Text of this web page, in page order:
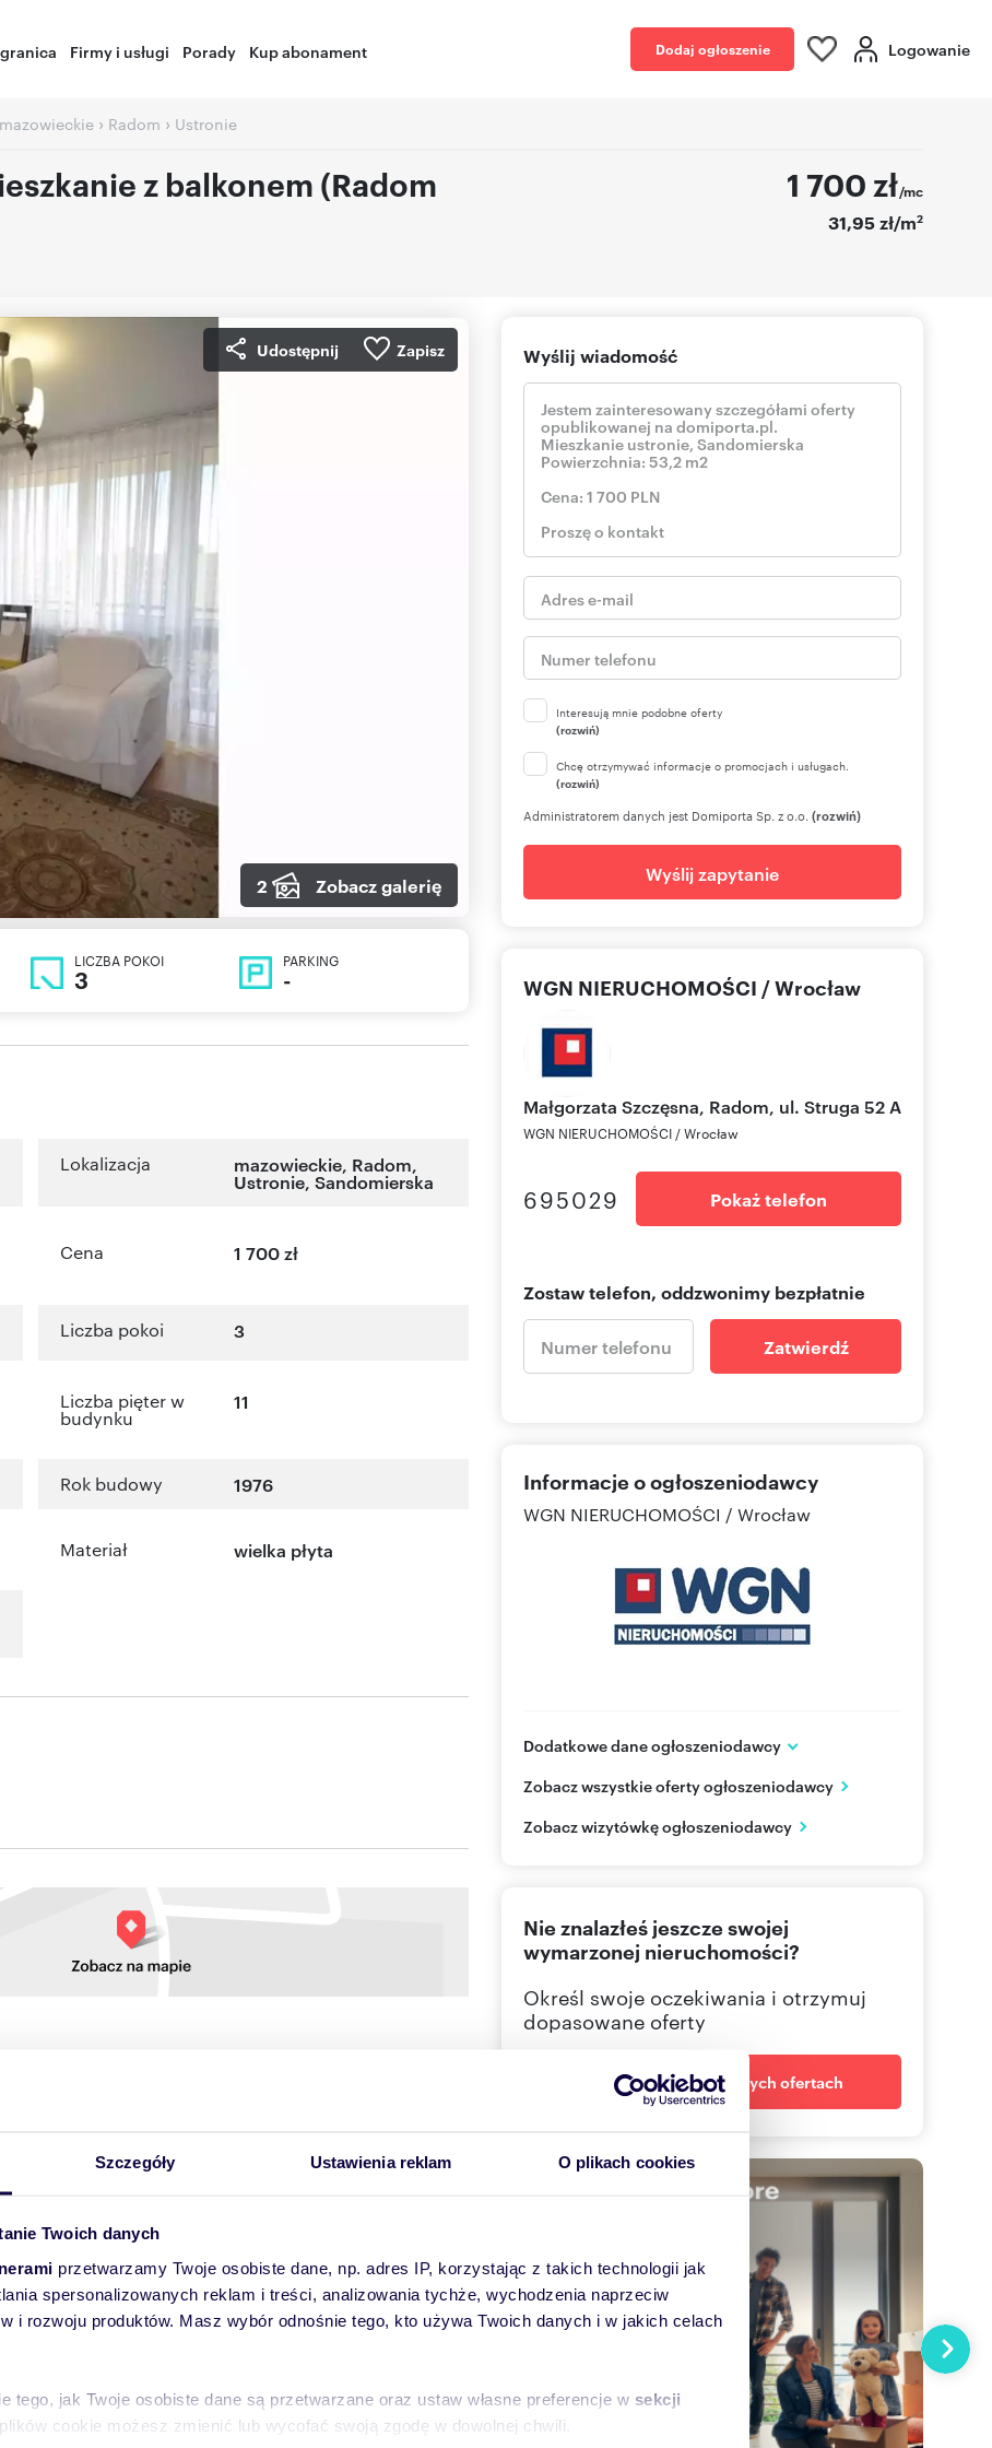
Szczegóły Ustawienia reklam O plikach cookies
Twoich danych
przetwarzamy Twoje osobiste dane, np. adres IP, korzystając z takich technologii jak
spersonalizowanych reklam i treści, analizowania tychże, wychodzenia naprzeciw
i rozwoju produktów. Masz wybór odnośnie tego, kto używa Twoich danych i w jakich celach
tego, jak Twoje osobiste dane są przetwarzane oraz ustaw własne preferencje w sekcji
plików cookie możesz zmienić lub wycofać swoją zgodę w dowolnej chwili.
Firmy i usługi Porady Kup abonament Dodaj ogłoszenie Logowanie
mazowieckie › Radom › Ustronie
z balkonem (Radom
1 700 zł/mc
31,95 zł/m2
Udostępnij Zapisz
2 Zobacz galerię
LICZBA POKOI
3
PARKING
-
Lokalizacja mazowieckie, Radom,
Ustronie,Sandomierska
Cena 1 700 zł
Liczba pokoi 3
Liczba pięter w
budynku
11
Rok budowy 1976
Materiał wielka płyta
JEST PRZEZ SPRZEDAJĄCEGO.
lokalizacji na dzielnicy Ustronie. Mieszkanie
na 2 strony świata. Niewątpliwą wygodą jest duży,
pokoju. Urządzona kuchnia w zabudowie wraz z
Wyślij wiadomość
Interesują mnie podobne oferty
(rozwiń)
Chcę otrzymywać informacje o promocjach i usługach.
(rozwiń)
Administratorem danych jest Domiporta Sp. z o.o. (rozwiń)
Wyślij zapytanie
WGN NIERUCHOMOŚCI / Wrocław
Małgorzata Szczęsna, Radom, ul. Struga 52 A
WGN NIERUCHOMOŚCI / Wrocław
695029 Pokaż telefon
Zostaw telefon, oddzwonimy bezpłatnie
Zatwierdź
Informacje o ogłoszeniodawcy
WGN NIERUCHOMOŚCI / Wrocław
Dodatkowe dane ogłoszeniodawcy
Wrocław
PL
+48 50 Pokaż telefon
Zobacz wszystkie oferty ogłoszeniodawcy
Zobacz wizytówkę ogłoszeniodawcy
Nie znalazłeś jeszcze swojej
wymarzonej nieruchomości?
Określ swoje oczekiwania i otrzymuj
dopasowane oferty
Powiadom o nowych ofertach